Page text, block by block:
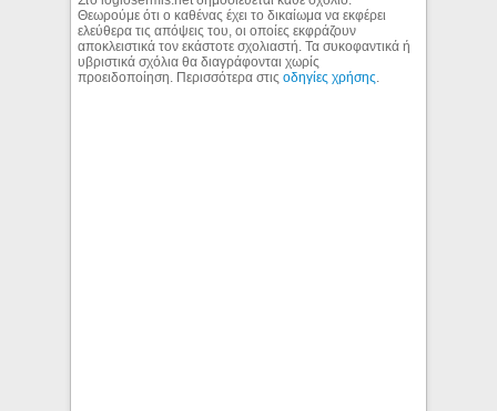
Θεωρούμε ότι ο καθένας έχει το δικαίωμα να εκφέρει
ελεύθερα τις απόψεις του, οι οποίες εκφράζουν
αποκλειστικά τον εκάστοτε σχολιαστή. Τα συκοφαντικά ή
υβριστικά σχόλια θα διαγράφονται χωρίς
προειδοποίηση. Περισσότερα στιςοδηγίες χρήσης